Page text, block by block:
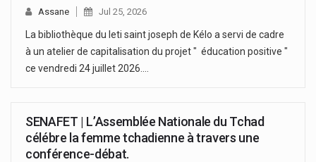
Assane Jul 25, 2026
La bibliothèque du leti saint joseph de Kélo a servi de cadre
à un atelier de capitalisation du projet " éducation positive "
ce vendredi 24 juillet 2026.…
SENAFET | L’Assemblée Nationale du Tchad
célébre la femme tchadienne à travers une
conférence-débat.